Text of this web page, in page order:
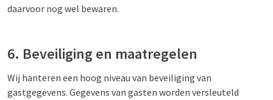
daarvoor nog wel bewaren.
6. Beveiliging en maatregelen
Wij hanteren een hoog niveau van beveiliging van
gastgegevens. Gegevens van gasten worden versleuteld